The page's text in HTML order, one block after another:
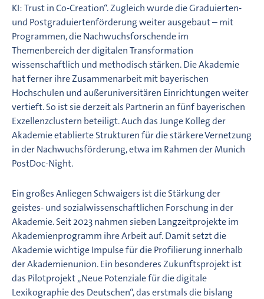
KI: Trust in Co-Creation“. Zugleich wurde die Graduierten-
und Postgraduiertenförderung weiter ausgebaut – mit
Programmen, die Nachwuchsforschende im
Themenbereich der digitalen Transformation
wissenschaftlich und methodisch stärken. Die Akademie
hat ferner ihre Zusammenarbeit mit bayerischen
Hochschulen und außeruniversitären Einrichtungen weiter
vertieft. So ist sie derzeit als Partnerin an fünf bayerischen
Exzellenzclustern beteiligt. Auch das Junge Kolleg der
Akademie etablierte Strukturen für die stärkere Vernetzung
in der Nachwuchsförderung, etwa im Rahmen der Munich
PostDoc-Night.
Ein großes Anliegen Schwaigers ist die Stärkung der
geistes- und sozialwissenschaftlichen Forschung in der
Akademie. Seit 2023 nahmen sieben Langzeitprojekte im
Akademienprogramm ihre Arbeit auf. Damit setzt die
Akademie wichtige Impulse für die Profilierung innerhalb
der Akademienunion. Ein besonderes Zukunftsprojekt ist
das Pilotprojekt „Neue Potenziale für die digitale
Lexikographie des Deutschen“, das erstmals die bislang